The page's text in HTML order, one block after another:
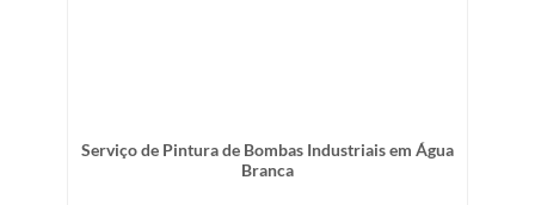
Serviço de Pintura de Bombas Industriais em Água
Branca